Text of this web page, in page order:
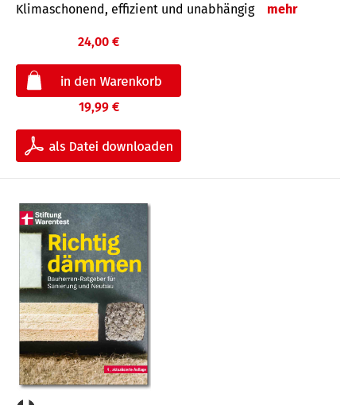
Klimaschonend, effizient und unabhängig mehr
24,00 €
19,99 €